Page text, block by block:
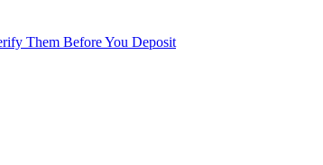
Them Before You Deposit